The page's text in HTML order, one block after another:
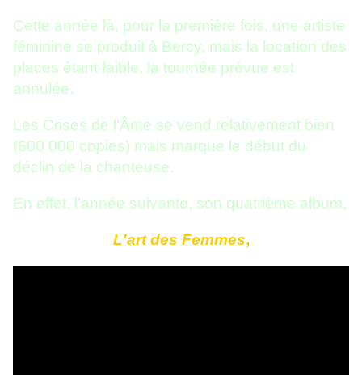
Cette année là, pour la première fois, une artiste
féminine se produit à Bercy, mais la location des
places étant faible, la tournée prévue est
annulée.
Les Crises de l'Âme se vend relativement bien
(600 000 copies) mais marque le début du
déclin de la chanteuse.
En effet, l'année suivante, son quatrième album,
L'art des Femmes,